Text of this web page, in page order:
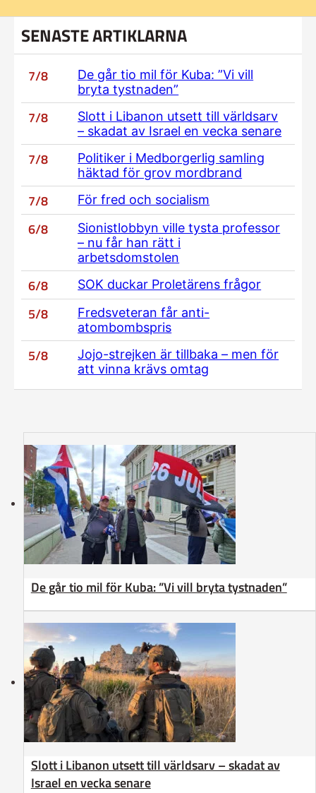
SENASTE ARTIKLARNA
7/8
De går tio mil för Kuba: ”Vi vill
bryta tystnaden”
7/8
Slott i Libanon utsett till världsarv
– skadat av Israel en vecka senare
7/8
Politiker i Medborgerlig samling
häktad för grov mordbrand
7/8 För fred och socialism
6/8
Sionistlobbyn ville tysta professor
– nu får han rätt i
arbetsdomstolen
6/8 SOK duckar Proletärens frågor
5/8
Fredsveteran får anti-
atombombspris
5/8
Jojo-strejken är tillbaka – men för
att vinna krävs omtag
De går tio mil för Kuba: ”Vi vill bryta tystnaden”
Slott i Libanon utsett till världsarv – skadat av
Israel en vecka senare